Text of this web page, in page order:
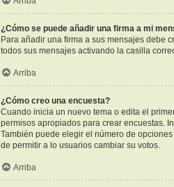
¿Cómo se puede añadir una firma a mi
Para añadir una firma a sus mensajes debe
todos sus mensajes activando la casilla
Arriba
¿Cómo creo una encuesta?
Cuando inicia un nuevo tema o edita el
permisos apropiados para crear encuestas.
También puede elegir el número de
de permitir a lo usuarios cambiar su votos.
Arriba